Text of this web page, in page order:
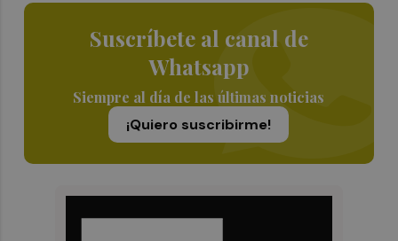
Suscríbete al canal de
Whatsapp
Siempre al día de las últimas noticias
¡Quiero suscribirme!